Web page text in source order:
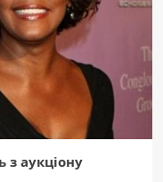
з аукціону